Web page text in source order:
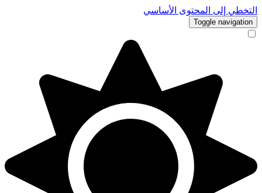
التخطي إلى المحتوى الأساسي
Toggle navigation